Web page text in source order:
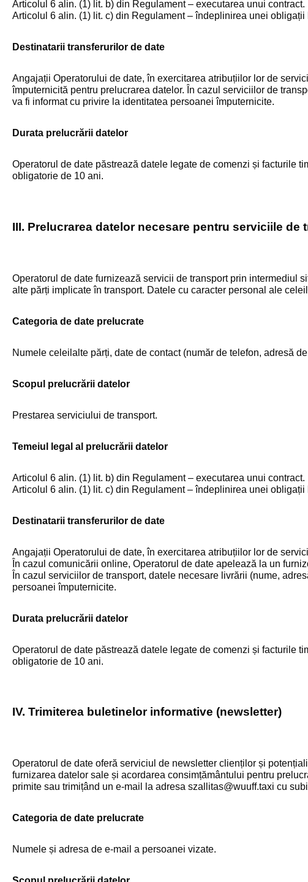
Articolul 6 alin. (1) lit. b) din Regulament – executarea unui contract.
Articolul 6 alin. (1) lit. c) din Regulament – îndeplinirea unei
Destinatarii transferurilor de date
Angajații Operatorului de date, în exercitarea atribuțiilor lor de
împuternicită pentru prelucrarea datelor. În cazul serviciilor de
va fi informat cu privire la identitatea persoanei împuternicite.
Durata prelucrării datelor
Operatorul de date păstrează datele legate de comenzi și facturile
obligatorie de 10 ani.
III. Prelucrarea datelor necesare pentru serviciile de
Operatorul de date furnizează servicii de transport prin intermediul
alte părți implicate în transport. Datele cu caracter personal ale
Categoria de date prelucrate
Numele celeilalte părți, date de contact (număr de telefon, adresă
Scopul prelucrării datelor
Prestarea serviciului de transport.
Temeiul legal al prelucrării datelor
Articolul 6 alin. (1) lit. b) din Regulament – executarea unui contract.
Articolul 6 alin. (1) lit. c) din Regulament – îndeplinirea unei
Destinatarii transferurilor de date
Angajații Operatorului de date, în exercitarea atribuțiilor lor de
În cazul comunicării online, Operatorul de date apelează la un
În cazul serviciilor de transport, datele necesare livrării (nume,
persoanei împuternicite.
Durata prelucrării datelor
Operatorul de date păstrează datele legate de comenzi și facturile
obligatorie de 10 ani.
IV. Trimiterea buletinelor informative (newsletter)
Operatorul de date oferă serviciul de newsletter clienților și
furnizarea datelor sale și acordarea consimțământului pentru
primite sau trimițând un e-mail la adresa szallitas@wuuff.taxi cu
Categoria de date prelucrate
Numele și adresa de e-mail a persoanei vizate.